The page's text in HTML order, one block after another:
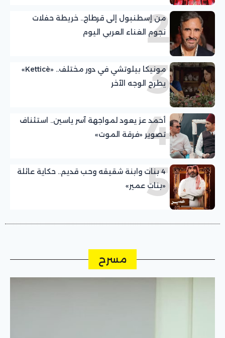
2
من إسطنبول إلى قرطاج.. خريطة حفلات
نجوم الغناء العربي اليوم
3
مونيكا بيلوتشي في دور مختلف.. «Ketticè»
يطرح الوجه الآخر
4
أحمد عز يعود لمواجهة آسر ياسين.. استئناف
تصوير «فرقة الموت»
5
4 بنات وابنة شقيقه وحب قديم.. حكاية عائلة
«بنات عمير»
مسرح